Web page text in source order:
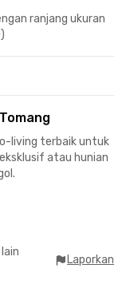
ranjang ukuran
living terbaik untuk
atau hunian
layanan
gaya hidup
sehingga
bagi mahasiswa
Laporkan